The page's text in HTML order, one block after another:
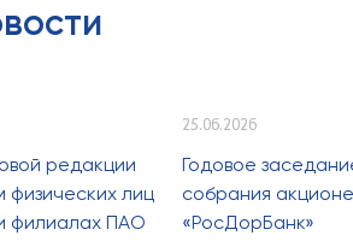
редакции
физических лиц
филиалах ПАО
25.06.2026
Годовое
собрания
«РосДорБанк»